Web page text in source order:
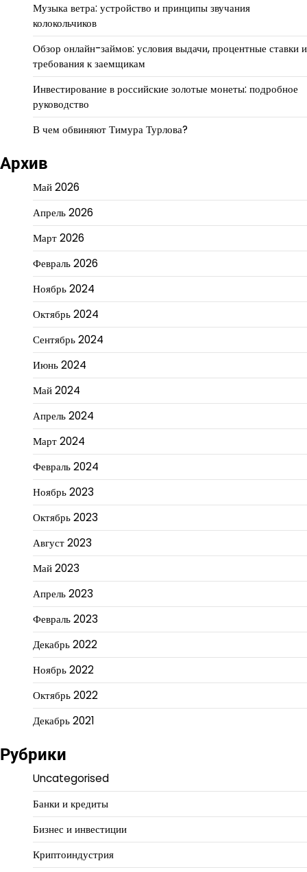
Музыка ветра: устройство и принципы звучания
колокольчиков
Обзор онлайн-займов: условия выдачи, процентные ставки и
требования к заемщикам
Инвестирование в российские золотые монеты: подробное
руководство
В чем обвиняют Тимура Турлова?
Архив
Май 2026
Апрель 2026
Март 2026
Февраль 2026
Ноябрь 2024
Октябрь 2024
Сентябрь 2024
Июнь 2024
Май 2024
Апрель 2024
Март 2024
Февраль 2024
Ноябрь 2023
Октябрь 2023
Август 2023
Май 2023
Апрель 2023
Февраль 2023
Декабрь 2022
Ноябрь 2022
Октябрь 2022
Декабрь 2021
Рубрики
Uncategorised
Банки и кредиты
Бизнес и инвестиции
Криптоиндустрия